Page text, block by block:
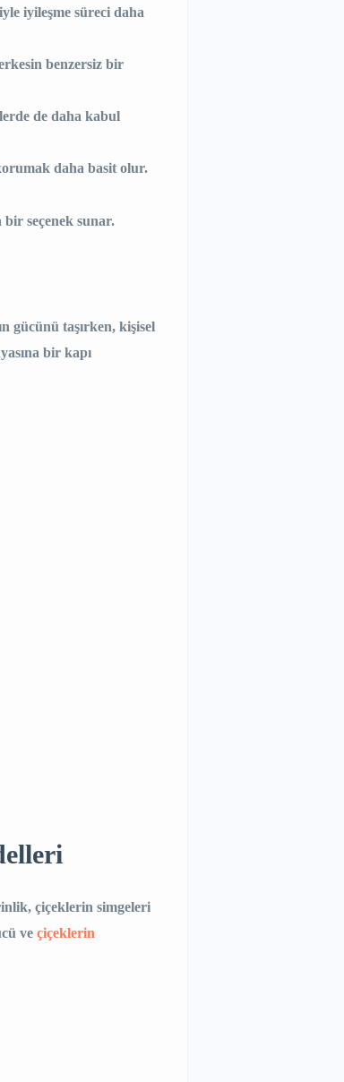
iyileşme süreci daha
benzersiz bir
de daha kabul
daha basit olur.
seçenek sunar.
gücünü taşırken, kişisel
bir kapı
çiçeklerin simgeleri
ve çiçeklerin